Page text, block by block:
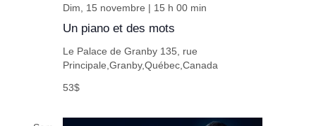
Un piano et des mots
Dim, 15 novembre | 15 h 00 min
Le Palace de Granby 135, rue
Principale,Granby,Québec,Canada
53$